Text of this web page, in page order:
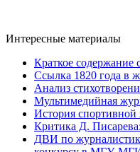
Интересные материалы
Краткое содержание
Ссылка 1820 года в
Анализ
Мультимедийная
История спортивной
Критика Д. Писарева:
ДВИ по